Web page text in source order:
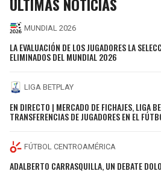
ÚLTIMAS NOTICIAS
MUNDIAL 2026
LA EVALUACIÓN DE LOS JUGADORES LA
ELIMINADOS DEL MUNDIAL 2026
LIGA BETPLAY
EN DIRECTO | MERCADO DE FICHAJES, LIGA
TRANSFERENCIAS DE JUGADORES EN EL
FÚTBOL CENTROAMÉRICA
ADALBERTO CARRASQUILLA, UN DEBATE